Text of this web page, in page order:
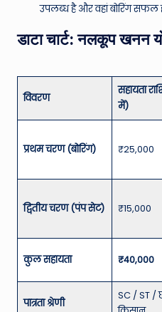
उपलब्ध है और वहां बोरिंग सफल
डाटा चार्ट: नलकूप खनन
विवरण
सहायता
में)
प्रथम चरण (बोरिंग) ₹25,000
द्वितीय चरण (पंप सेट) ₹15,000
कुल सहायता ₹40,000
पात्रता श्रेणी
SC / ST /